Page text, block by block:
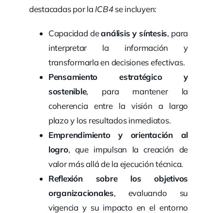
destacadas por la ICB4se incluyen:
Capacidad deanálisis y síntesis, para
interpretar la información y
transformarla en decisiones efectivas.
Pensamiento estratégico y
sostenible, para mantener la
coherencia entre la visión a largo
plazo y los resultados inmediatos.
Emprendimiento y orientación al
logro, que impulsan la creación de
valor más allá de la ejecución técnica.
Reflexión sobre los objetivos
organizacionales, evaluando su
vigencia y su impacto en el entorno